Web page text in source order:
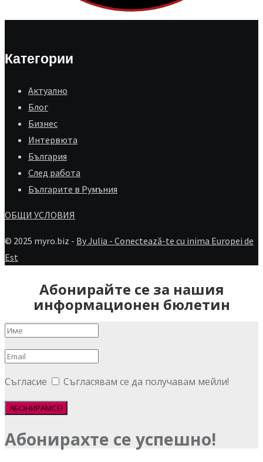
Категории
Aктуално
Блог
Бизнес
Интервюта
България
След работа
Българите в Румъния
ОБЩИ УСЛОВИЯ
© 2025 myro.biz - By Julia - Conectează-te cu inima Europei de
Est
Абонирайте се за нашия
информационен бюлетин
Съгласие Съгласявам се да получавам мейли!
АБОНИРАМСЕ!
Абонирахте се успешно!